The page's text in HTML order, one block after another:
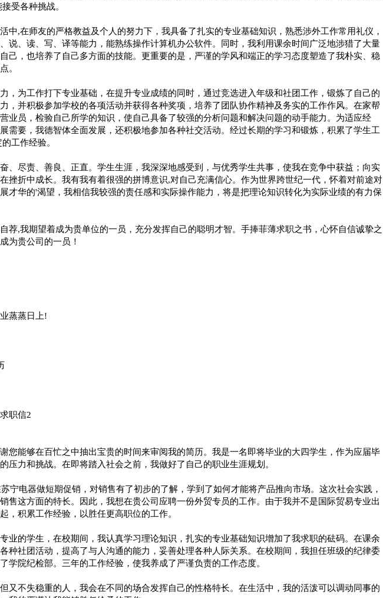
受各种挑战。
,在师友的严格教益及个人的努力下，我具备了扎实的专业基础知识，熟悉涉外工作常用礼仪，
说、读、写、译等能力，能熟练操作计算机办公软件。同时，我利用课余时间广泛地涉猎了大量
己，也培养了自己多方面的技能。更重要的是，严谨的学风和端正的学习态度塑造了我朴实、稳
。
为工作打下专业基础，在提升专业成绩的同时，通过竞选进入年级和社团工作，锻炼了自己的
，并积极参加学校的各项活动并获得各种奖项，培养了团队协作精神及务实的工作作风。在家帮
业员，检验自己所学的知识，使自己具备了较强的分析问题和解决问题的动手能力。为适应经
需要，我德智体全面发展，还积极地参加各种社交活动。经过长期的学习和锻炼，积累了学生工
工作经验。
尽责、善良、正直。学生生涯，我深深地感受到，与优秀学生共事，使我在竞争中获益；向实
挫折中成长。我有我有着很强的拼博意识,对自己充满信心。作为世界跨世纪一代，怀着对前途对
才华的'渴望，我相信我较强的责任感和实际操作能力，将是把理论知识转化为实际业绩的有力保
,我期望着成为贵单位的一员，充分发挥自己的聪明才智。手捧菲薄求职之书，心怀自信诚挚之
为贵公司的一员！
蒸蒸日上!
职信2
能够在百忙之中抽出宝贵的时间来审阅我的简历。我是一名即将毕业的大四学生，作为应届毕
压力和挑战。在即将踏入社会之前，我做好了自己的职业生涯规划。
电器做短期促销，对销售有了初步的了解，学到了如何才能将产品推向市场。这次社会实践，
售这方面的特长。因此，我想在贵公司应聘一份外贸专员的工作。由于我并不是国际贸易专业出
，积累工作经验，以胜任更高职位的工作。
的学生，在校期间，我认真学习理论知识，扎实的专业基础知识增加了我求职的砝码。在课余
种社团活动，提高了与人沟通的能力，妥善处理各种人际关系。在校期间，我担任班级的纪律委
学院纪检部。三年的工作经验，使我养成了严谨负责的工作态度。
不失稳重的人，我会在不同的场合发挥自己的性格特长。在生活中，我的活泼可以调动同事的